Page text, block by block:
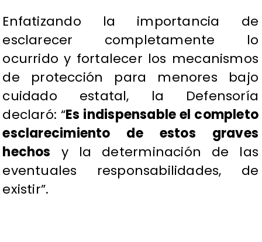
Enfatizando la importancia de
esclarecer completamente lo
ocurrido y fortalecer los mecanismos
de protección para menores bajo
cuidado estatal, la Defensoría
declaró: “Es indispensable el completo
esclarecimiento de estos graves
hechos y la determinación de las
eventuales responsabilidades, de
existir”.